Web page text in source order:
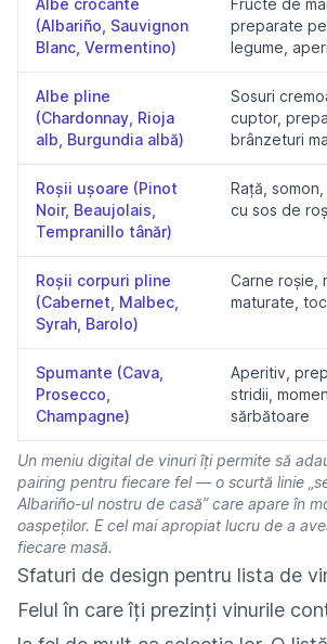
Albe crocante
(Albariño, Sauvignon
Blanc, Vermentino)
Fructe de
preparate
legume,
Albe pline
(Chardonnay, Rioja
alb, Burgundia albă)
Sosuri
cuptor,
brânzeturi
Roșii ușoare (Pinot
Noir, Beaujolais,
Tempranillo tânăr)
Rață,
cu sos de
Roșii corpuri pline
(Cabernet, Malbec,
Syrah, Barolo)
Carne roșie,
maturate,
Spumante (Cava,
Prosecco,
Champagne)
Aperitiv,
stridii,
sărbătoare
Un meniu digital de vinuri îți permite să
pairing pentru fiecare fel — o scurtă linie
Albariño-ul nostru de casă” care apare în
oaspeților. E cel mai apropiat lucru de a
fiecare masă.
Sfaturi de design pentru lista de
Felul în care îți prezinți vinurile